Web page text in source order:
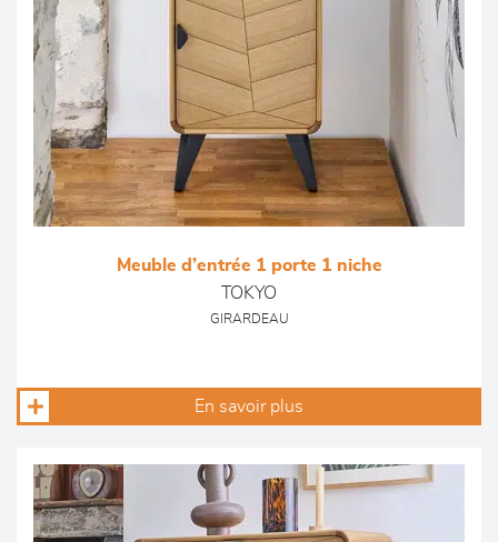
Meuble d’entrée 1 porte 1 niche
TOKYO
GIRARDEAU
En savoir plus